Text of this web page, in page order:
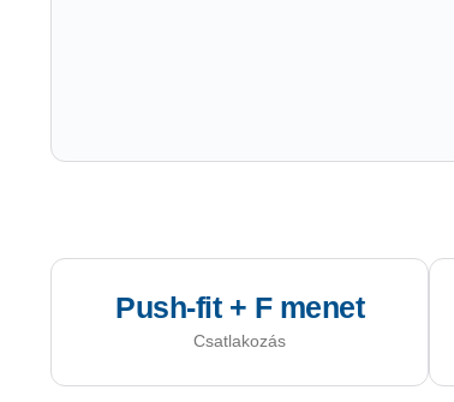
Push-fit + F menet
Csatlakozás